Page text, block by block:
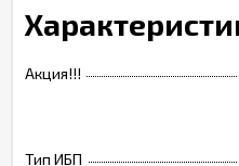
Акция!!!
Тип ИБП